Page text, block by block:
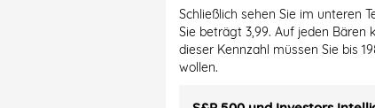
Schließlich sehen Sie im unteren
Sie beträgt 3,99. Auf jeden Bären
dieser Kennzahl müssen Sie bis
wollen.